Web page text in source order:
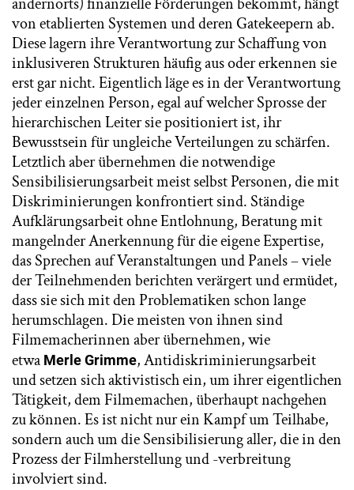
von etablierten Systemen und deren Gatekeepern ab.
Diese lagern ihre Verantwortung zur Schaffung von
inklusiveren Strukturen häufig aus oder erkennen sie
erst gar nicht. Eigentlich läge es in der Verantwortung
jeder einzelnen Person, egal auf welcher Sprosse der
hierarchischen Leiter sie positioniert ist, ihr
Bewusstsein für ungleiche Verteilungen zu schärfen.
Letztlich aber übernehmen die notwendige
Sensibilisierungsarbeit meist selbst Personen, die mit
Diskriminierungen konfrontiert sind. Ständige
Aufklärungsarbeit ohne Entlohnung, Beratung mit
mangelnder Anerkennung für die eigene Expertise,
das Sprechen auf Veranstaltungen und Panels – viele
der Teilnehmenden berichten verärgert und ermüdet,
dass sie sich mit den Problematiken schon lange
herumschlagen. Die meisten von ihnen sind
Filmemacherinnen aber übernehmen, wie
etwa Merle Grimme, Antidiskriminierungsarbeit
und setzen sich aktivistisch ein, um ihrer eigentlichen
Tätigkeit, dem Filmemachen, überhaupt nachgehen
zu können. Es ist nicht nur ein Kampf um Teilhabe,
sondern auch um die Sensibilisierung aller, die in den
Prozess der Filmherstellung und -verbreitung
involviert sind.